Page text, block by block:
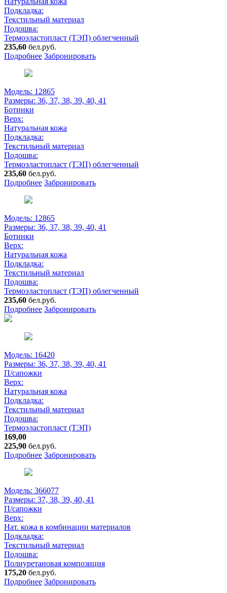
Подкладка:
Текстильный материал
Подошва:
Термоэластопласт (ТЭП) облегченный
235,60 бел.руб.
Подробнее Забронировать
Модель: 12865
Размеры: 36, 37, 38, 39, 40, 41
Ботинки
Верх:
Натуральная кожа
Подкладка:
Текстильный материал
Подошва:
Термоэластопласт (ТЭП) облегченный
235,60 бел.руб.
Подробнее Забронировать
Модель: 12865
Размеры: 36, 37, 38, 39, 40, 41
Ботинки
Верх:
Натуральная кожа
Подкладка:
Текстильный материал
Подошва:
Термоэластопласт (ТЭП) облегченный
235,60 бел.руб.
Подробнее Забронировать
Модель: 16420
Размеры: 36, 37, 38, 39, 40, 41
П/сапожки
Верх:
Натуральная кожа
Подкладка:
Текстильный материал
Подошва:
Термоэластопласт (ТЭП)
169,00
225,90 бел.руб.
Подробнее Забронировать
Модель: 366077
Размеры: 37, 38, 39, 40, 41
П/сапожки
Верх:
Нат. кожа в комбинации материалов
Подкладка:
Текстильный материал
Подошва:
Полиуретановая композиция
175,20 бел.руб.
Подробнее Забронировать